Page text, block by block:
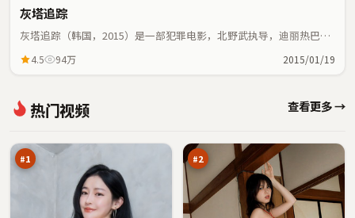
灰塔追踪
灰塔追踪（韩国，2015）是一部犯罪电影，北野武执导，迪丽热巴、
4.5 94万 2015/01/19
热门视频 查看更多 →
#1
潮
疑 98
#2